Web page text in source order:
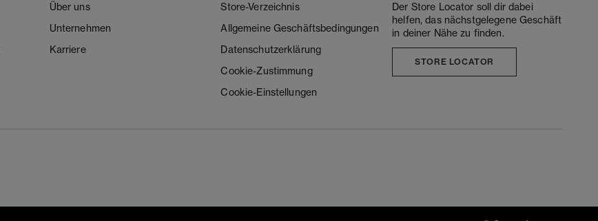
Über uns
Unternehmen
Karriere
Store-Verzeichnis
Allgemeine Geschäftsbedingungen
Datenschutzerklärung
Cookie-Zustimmung
Cookie-Einstellungen
Der Store Locator soll dir dabei
helfen, das nächstgelegene Geschäft
in deiner Nähe zu finden.
STORE LOCATOR